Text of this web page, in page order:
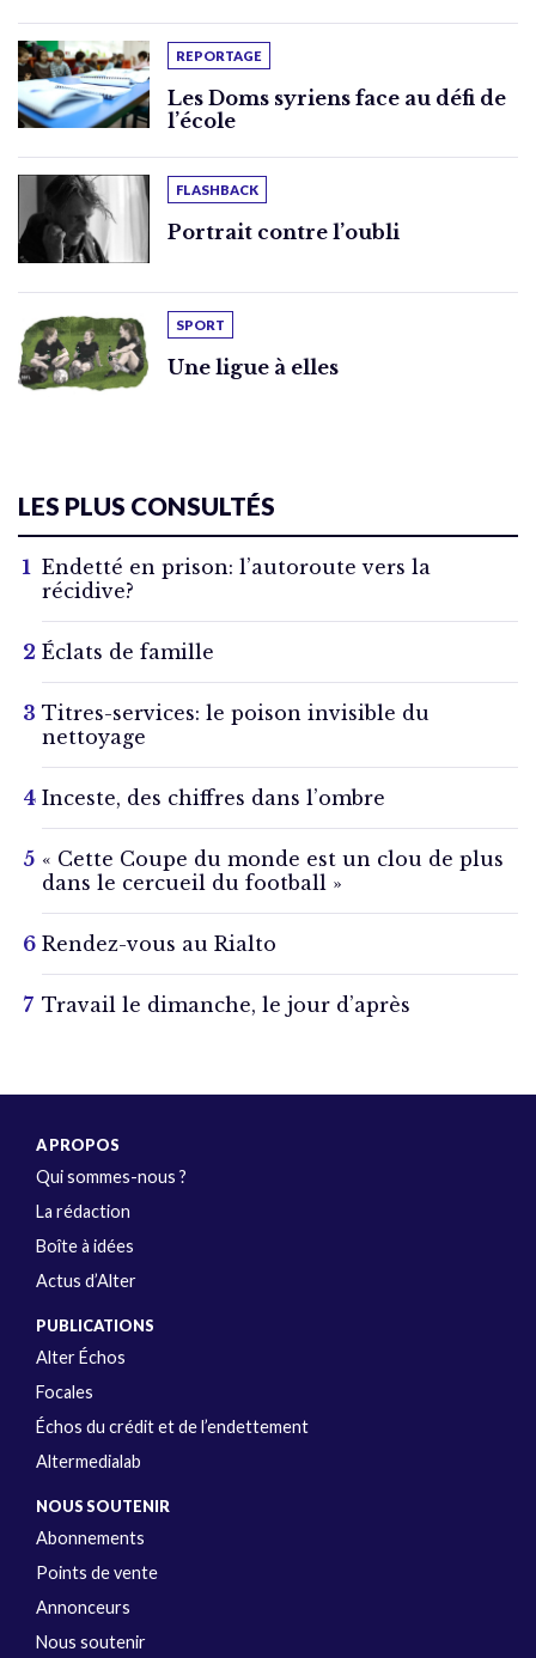
REPORTAGE
Les Doms syriens face au défi de
l’école
FLASHBACK
Portrait contre l’oubli
SPORT
Une ligue à elles
LES PLUS CONSULTÉS
Endetté en prison: l’autoroute vers la
récidive?
Éclats de famille
Titres-services: le poison invisible du
nettoyage
Inceste, des chiffres dans l’ombre
« Cette Coupe du monde est un clou de plus
dans le cercueil du football »
Rendez-vous au Rialto
Travail le dimanche, le jour d’après
A PROPOS
Qui sommes-nous ?
La rédaction
Boîte à idées
Actus d’Alter
PUBLICATIONS
Alter Échos
Focales
Échos du crédit et de l’endettement
Altermedialab
NOUS SOUTENIR
Abonnements
Points de vente
Annonceurs
Nous soutenir